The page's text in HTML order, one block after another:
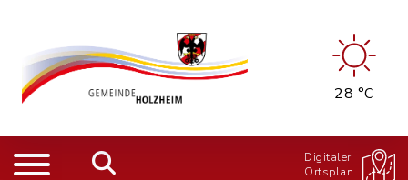
28 °C
Digitaler
Ortsplan